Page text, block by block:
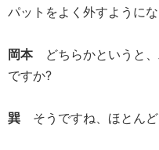
パットをよく外すようにな
岡本 どちらかというと
ですか?
巽 そうですね、ほとんど